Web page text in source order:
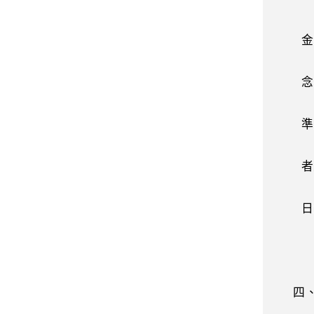
金
念
準
者
日
四